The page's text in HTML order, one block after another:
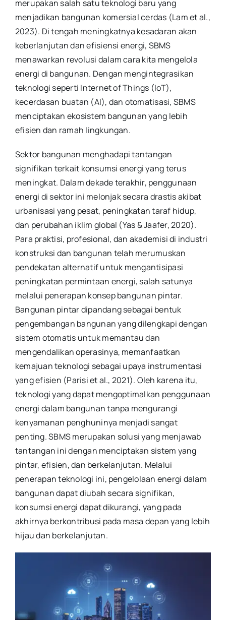
merupakan salah satu teknologi baru yang
menjadikan bangunan komersial cerdas (Lam et al.,
2023). Di tengah meningkatnya kesadaran akan
keberlanjutan dan efisiensi energi, SBMS
menawarkan revolusi dalam cara kita mengelola
energi di bangunan. Dengan mengintegrasikan
teknologi seperti Internet of Things (IoT),
kecerdasan buatan (AI), dan otomatisasi, SBMS
menciptakan ekosistem bangunan yang lebih
efisien dan ramah lingkungan.
Sektor bangunan menghadapi tantangan
signifikan terkait konsumsi energi yang terus
meningkat. Dalam dekade terakhir, penggunaan
energi di sektor ini melonjak secara drastis akibat
urbanisasi yang pesat, peningkatan taraf hidup,
dan perubahan iklim global (Yas & Jaafer, 2020).
Para praktisi, profesional, dan akademisi di industri
konstruksi dan bangunan telah merumuskan
pendekatan alternatif untuk mengantisipasi
peningkatan permintaan energi, salah satunya
melalui penerapan konsep bangunan pintar.
Bangunan pintar dipandang sebagai bentuk
pengembangan bangunan yang dilengkapi dengan
sistem otomatis untuk memantau dan
mengendalikan operasinya, memanfaatkan
kemajuan teknologi sebagai upaya instrumentasi
yang efisien (Parisi et al., 2021). Oleh karena itu,
teknologi yang dapat mengoptimalkan penggunaan
energi dalam bangunan tanpa mengurangi
kenyamanan penghuninya menjadi sangat
penting. SBMS merupakan solusi yang menjawab
tantangan ini dengan menciptakan sistem yang
pintar, efisien, dan berkelanjutan. Melalui
penerapan teknologi ini, pengelolaan energi dalam
bangunan dapat diubah secara signifikan,
konsumsi energi dapat dikurangi, yang pada
akhirnya berkontribusi pada masa depan yang lebih
hijau dan berkelanjutan.